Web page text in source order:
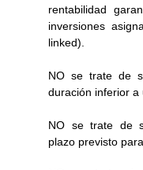
rentabilidad
inversiones
linked).
NO se trate de
duración inferior a
NO se trate de
plazo previsto